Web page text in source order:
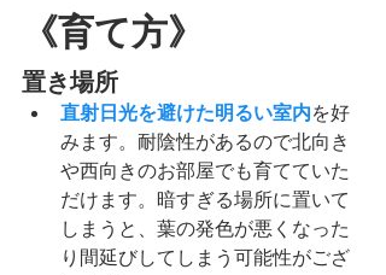
《育て方》
置き場所
直射日光を避けた明るい室内を好
みます。耐陰性があるので北向き
や西向きのお部屋でも育てていた
だけます。暗すぎる場所に置いて
しまうと、葉の発色が悪くなった
り間延びしてしまう可能性がござ